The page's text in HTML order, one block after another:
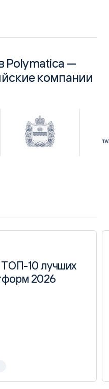
Polymatica —
компании
10 лучших
2026
10 лучших
2026